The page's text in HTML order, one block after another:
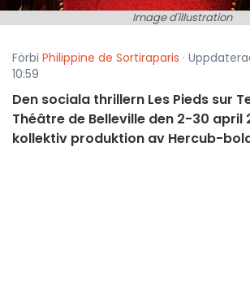
Image d'illustration
Förbi Philippine de Sortiraparis ·
10:59
Den sociala thrillern Les Pieds sur
Théâtre de Belleville den 2-30 april
kollektiv produktion av Hercub-